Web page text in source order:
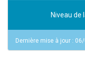
Niveau de
Dernière mise à jour :